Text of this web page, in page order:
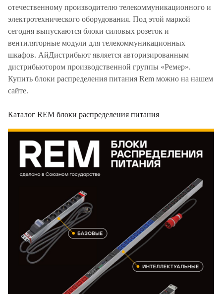
отечественному производителю телекоммуникационного и
электротехнического оборудования. Под этой маркой
сегодня выпускаются блоки силовых розеток и
вентиляторные модули для телекоммуникационных
шкафов. АйДистрибьют является авторизированным
дистрибьютором производственной группы «Ремер».
Купить блоки распределения питания Rem можно на нашем
сайте.
Каталог REM блоки распределения питания